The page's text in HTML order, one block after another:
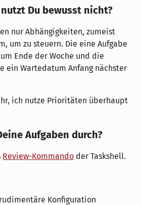
Du bewusst nicht?
nur Abhängigkeiten, zumeist
um zu steuern. Die eine Aufgabe
Ende der Woche und die
ein Wartedatum Anfang nächster
ich nutze Prioritäten überhaupt
Aufgaben durch?
Review-Kommando der Taskshell.
Konfiguration